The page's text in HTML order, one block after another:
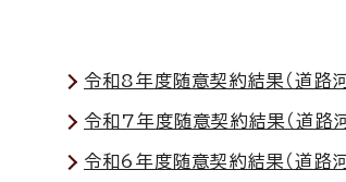
令和8年度随意契約結果（道路河
令和7年度随意契約結果（道路
令和6年度随意契約結果（道路河